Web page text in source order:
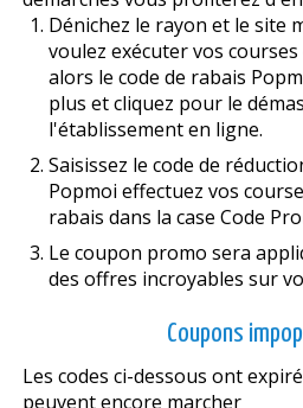
Dénichez le rayon et le site
voulez exécuter vos
alors le code de rabais
plus et cliquez pour le
l'établissement en ligne.
Saisissez le code de
Popmoi effectuez vos
rabais dans la case Code
Le coupon promo sera
des offres incroyables sur
Coupons
Les codes ci-dessous ont
peuvent encore marcher